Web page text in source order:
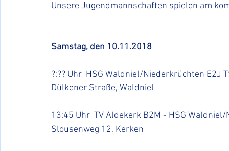
Unsere Jugendmannschaften spielen am
Samstag, den 10.11.2018
?:?? Uhr  HSG Waldniel/Niederkrüchten E2J
Dülkener Straße, Waldniel
13:45 Uhr  TV Aldekerk B2M - HSG
Slousenweg 12, Kerken